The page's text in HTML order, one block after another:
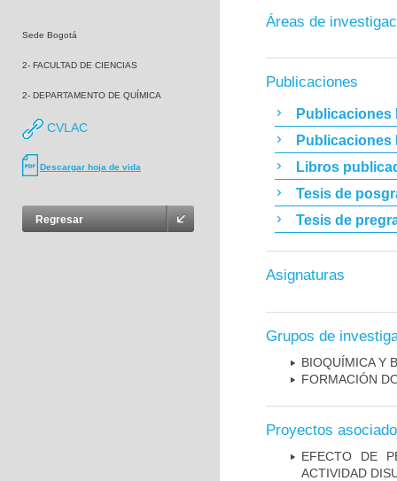
Sede Bogotá
2- FACULTAD DE CIENCIAS
2- DEPARTAMENTO DE QUÍMICA
CVLAC
Descargar hoja de vida
Regresar
Áreas de
Publicaciones
Publicaciones
Publicaciones
Libros
Tesis de
Tesis de
Asignaturas
Grupos de
BIOQUÍMICA Y
FORMACIÓN
Proyectos
EFECTO DE
ACTIVIDAD